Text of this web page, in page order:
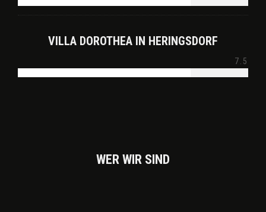
VILLA DOROTHEA IN HERINGSDORF
7.5
WER WIR SIND